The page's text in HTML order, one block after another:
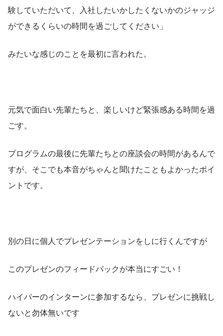
験していただいて、入社したいかしたくないかのジャッジ
ができるくらいの時間を過ごしてください」
みたいな感じのことを最初に言われた。
元気で面白い先輩たちと、楽しいけど緊張感ある時間を過
ごす。
プログラムの最後に先輩たちとの座談会の時間があるんで
すが、そこでも本音がちゃんと聞けたこともよかったポイ
ントです。
別の日に個人でプレゼンテーションをしに行くんですが
このプレゼンのフィードバックが本当にすごい！
ハイパーのインターンに参加するなら、プレゼンに挑戦し
ないと勿体無いです